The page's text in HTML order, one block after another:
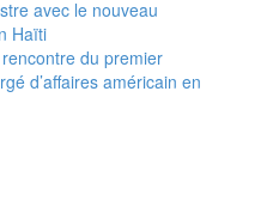
du premier
d’affaires américain en